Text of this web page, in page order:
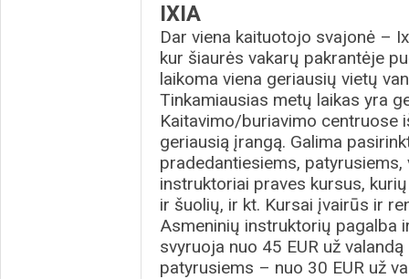
IXIA
Dar viena kaituotojo svajonė –
kur šiaurės vakarų pakrantėje
laikoma viena geriausių vietų
Tinkamiausias metų laikas yra
Kaitavimo/buriavimo centruose
geriausią įrangą. Galima
pradedantiesiems,
instruktoriai praves kursus,
ir šuolių, ir kt. Kursai įvairūs ir
Asmeninių instruktorių pagalba
svyruoja nuo 45 EUR už
patyrusiems – nuo 30 EUR už